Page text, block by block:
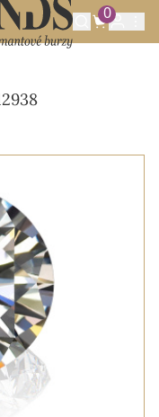
0
0.40CT D/VS1 S GIA